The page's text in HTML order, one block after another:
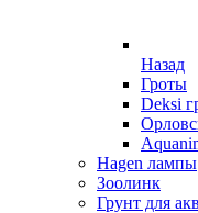
Назад
Гроты
Deksi
Hagen лампы
Зоолинк
Грунт для